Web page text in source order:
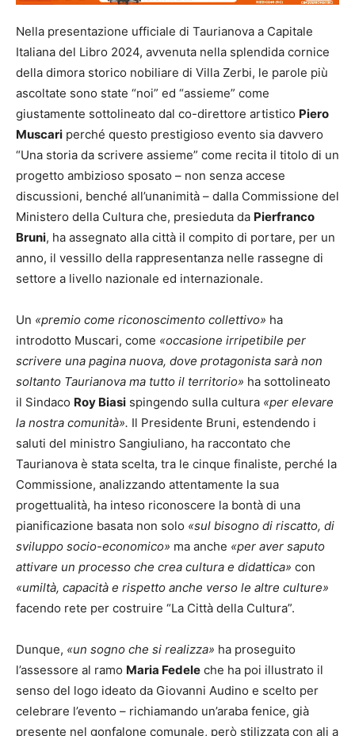
Nella presentazione ufficiale di Taurianova a Capitale
Italiana del Libro 2024, avvenuta nella splendida cornice
della dimora storico nobiliare di Villa Zerbi, le parole più
ascoltate sono state “noi” ed “assieme” come
giustamente sottolineato dal co-direttore artistico Piero
Muscari perché questo prestigioso evento sia davvero
“Una storia da scrivere assieme” come recita il titolo di un
progetto ambizioso sposato – non senza accese
discussioni, benché all’unanimità – dalla Commissione del
Ministero della Cultura che, presieduta da Pierfranco
Bruni, ha assegnato alla città il compito di portare, per un
anno, il vessillo della rappresentanza nelle rassegne di
settore a livello nazionale ed internazionale.
Un «premio come riconoscimento collettivo» ha
introdotto Muscari, come «occasione irripetibile per
scrivere una pagina nuova, dove protagonista sarà non
soltanto Taurianova ma tutto il territorio» ha sottolineato
il Sindaco Roy Biasi spingendo sulla cultura «per elevare
la nostra comunità». Il Presidente Bruni, estendendo i
saluti del ministro Sangiuliano, ha raccontato che
Taurianova è stata scelta, tra le cinque finaliste, perché la
Commissione, analizzando attentamente la sua
progettualità, ha inteso riconoscere la bontà di una
pianificazione basata non solo «sul bisogno di riscatto, di
sviluppo socio-economico» ma anche «per aver saputo
attivare un processo che crea cultura e didattica» con
«umiltà, capacità e rispetto anche verso le altre culture»
facendo rete per costruire “La Città della Cultura”.
Dunque, «un sogno che si realizza» ha proseguito
l’assessore al ramo Maria Fedele che ha poi illustrato il
senso del logo ideato da Giovanni Audino e scelto per
celebrare l’evento – richiamando un’araba fenice, già
presente nel gonfalone comunale, però stilizzata con ali a